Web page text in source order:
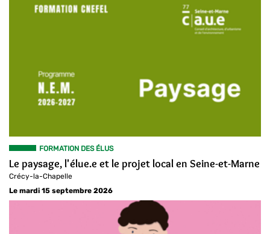
FORMATION DES ÉLUS
Le paysage, l'élue.e et le projet local en Seine-et-Marne
Crécy-la-Chapelle
Le mardi 15 septembre 2026